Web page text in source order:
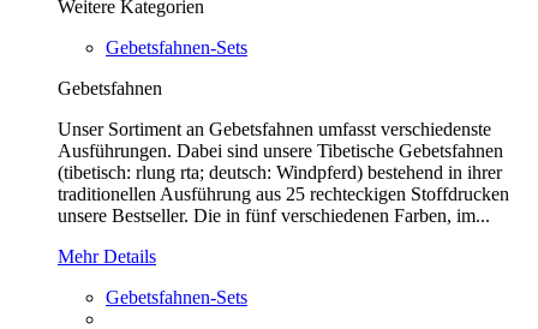
Weitere Kategorien
Gebetsfahnen-Sets
Gebetsfahnen
Unser Sortiment an Gebetsfahnen umfasst verschiedenste
Ausführungen. Dabei sind unsere Tibetische Gebetsfahnen
(tibetisch: rlung rta; deutsch: Windpferd) bestehend in ihrer
traditionellen Ausführung aus 25 rechteckigen Stoffdrucken
unsere Bestseller. Die in fünf verschiedenen Farben, im...
Mehr Details
Gebetsfahnen-Sets